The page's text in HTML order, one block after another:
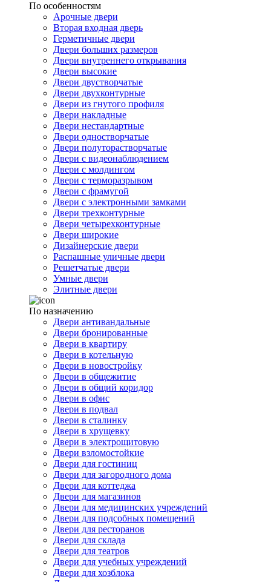
По особенностям
Арочные двери
Вторая входная дверь
Герметичные двери
Двери больших размеров
Двери внутреннего открывания
Двери высокие
Двери двустворчатые
Двери двухконтурные
Двери из гнутого профиля
Двери накладные
Двери нестандартные
Двери одностворчатые
Двери полуторастворчатые
Двери с видеонаблюдением
Двери с молдингом
Двери с терморазрывом
Двери с фрамугой
Двери с электронными замками
Двери трехконтурные
Двери четырехконтурные
Двери широкие
Дизайнерские двери
Распашные уличные двери
Решетчатые двери
Умные двери
Элитные двери
По назначению
Двери антивандальные
Двери бронированные
Двери в квартиру
Двери в котельную
Двери в новостройку
Двери в общежитие
Двери в общий коридор
Двери в офис
Двери в подвал
Двери в сталинку
Двери в хрущевку
Двери в электрощитовую
Двери взломостойкие
Двери для гостиниц
Двери для загородного дома
Двери для коттеджа
Двери для магазинов
Двери для медицинских учреждений
Двери для подсобных помещений
Двери для ресторанов
Двери для склада
Двери для театров
Двери для учебных учреждений
Двери для хозблока